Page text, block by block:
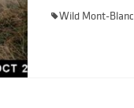
Wild Mont-Blanc